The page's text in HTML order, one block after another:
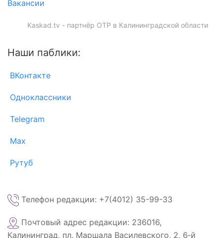
Вакансии
Kaskad.tv - партнёр ОТР в Калининградской области
Наши паблики:
ВКонтакте
Одноклассники
Telegram
Max
Рутуб
Телефон редакции: +7(4012) 35-99-33
Почтовый адрес редакции: 236016,
Калининград, пл. Маршала Василевского, 2, 6‑й